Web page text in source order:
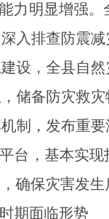
力明显增强。
入排查防震
设，全县自
储备防灾救
制，发布重
台，基本实
确保灾害发生
期面临形势